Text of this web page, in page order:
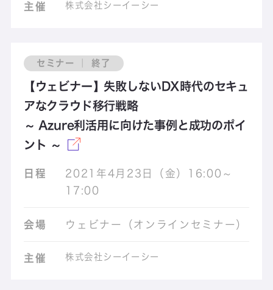
主催 株式会社シーイーシー
セミナー ｜ 終了
【ウェビナー】失敗しないDX時代のセキュ
アなクラウド移行戦略
～ Azure利活用に向けた事例と成功のポイ
ント ～
日程
2021年4月23日（金）16:00～
17:00
会場 ウェビナー（オンラインセミナー）
主催 株式会社シーイーシー